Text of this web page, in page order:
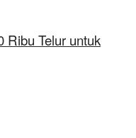
Ribu Telur untuk